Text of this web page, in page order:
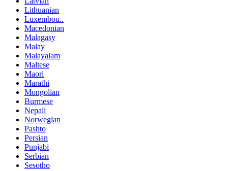
Lithuanian
Luxembou..
Macedonian
Malagasy
Malay
Malayalam
Maltese
Maori
Marathi
Mongolian
Burmese
Nepali
Norwegian
Pashto
Persian
Punjabi
Serbian
Sesotho